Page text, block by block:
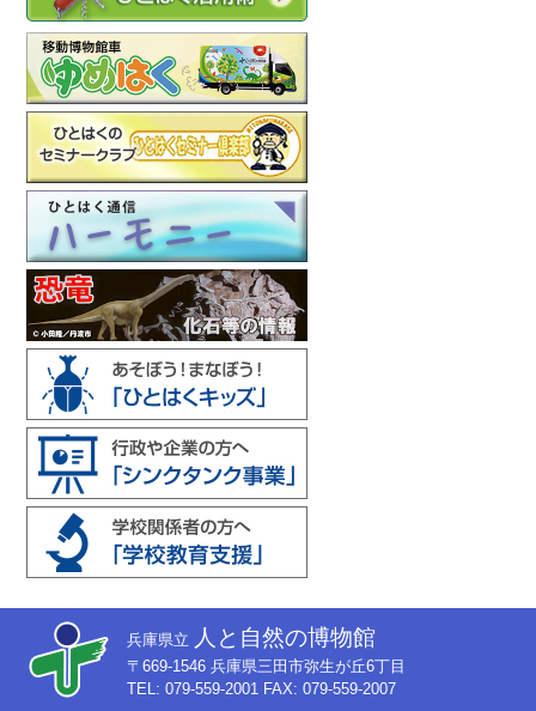
兵庫県立 人と自然の博物館
〒669-1546 兵庫県三田市弥生が丘6丁目
TEL: 079-559-2001 FAX: 079-559-2007